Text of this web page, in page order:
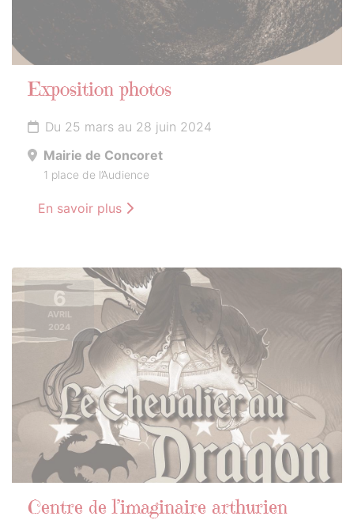
Exposition photos
Du 25 mars au 28 juin 2024
Mairie de Concoret
1 place de l’Audience
En savoir plus
6
AVRIL
2024
Centre de l’imaginaire arthurien